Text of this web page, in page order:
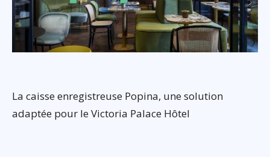
La caisse enregistreuse Popina, une solution
adaptée pour le Victoria Palace Hôtel